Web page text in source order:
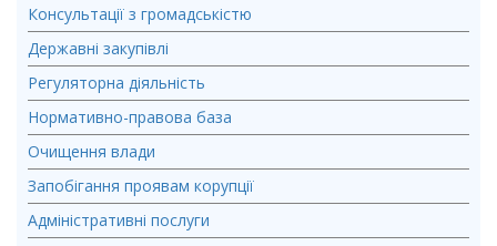
Консультації з громадськістю
Державні закупівлі
Регуляторна діяльність
Нормативно-правова база
Очищення влади
Запобігання проявам корупції
Адміністративні послуги